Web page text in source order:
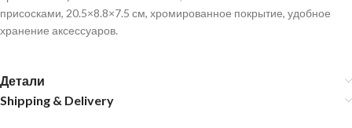
присосками, 20.5×8.8×7.5 см, хромированное покрытие, удобное
хранение аксессуаров.
Детали
Shipping & Delivery